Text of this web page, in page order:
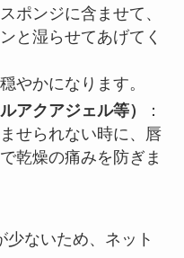
ポンジに含ませて、
と湿らせてあげてく
やかになります。
アクアジェル等）
：
せられない時に、唇
乾燥の痛みを防ぎま
ないため、ネット